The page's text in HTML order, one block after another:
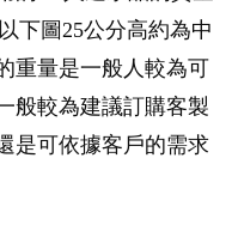
下圖25公分高約為中
重量是一般人較為可
般較為建議訂購客製
是可依據客戶的需求